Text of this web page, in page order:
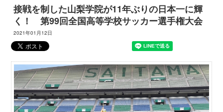
接戦を制した山梨学院が11年ぶりの日本一に輝
く！ 第99回全国高等学校サッカー選手権大会
2021年01月12日